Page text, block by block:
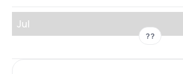
Jul
??